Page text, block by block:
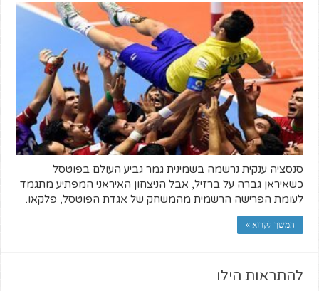
סנסציה ענקית נרשמה בשמינית גמר גביע העולם בפוטסל
כשאיראן גברה על ברזיל, אבל הניצחון האיראני המפתיע מתגמד
לעומת הפרישה הרשמית מהמשחק של אגדת הפוטסל, פלקאו.
המשך לקרוא »
להתראות הילו